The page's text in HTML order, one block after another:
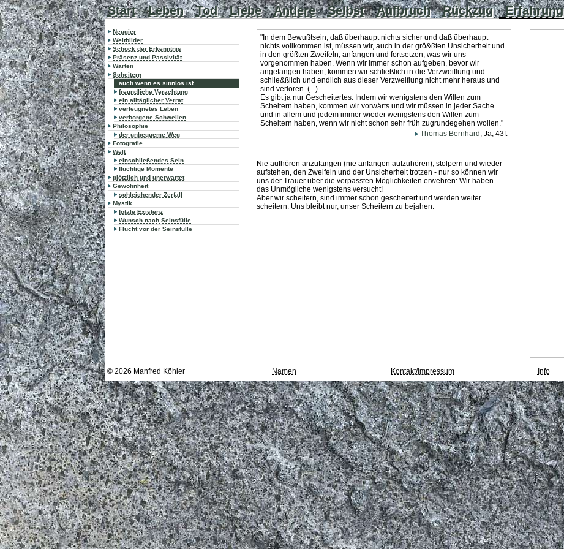
Start Leben Tod Liebe Andere Selbst Aufbruch Rückzug Erfahrung
Neugier
Weltbilder
Schock der Erkenntnis
Präsenz und Passivität
Warten
Scheitern
auch wenn es sinnlos ist
freundliche Verachtung
ein alltäglicher Verrat
verleugnetes Leben
verborgene Schwellen
Philosophie
der unbequeme Weg
Fotografie
Welt
einschließendes Sein
flüchtige Momente
plötzlich und unerwartet
Gewohnheit
schleichender Zerfall
Mystik
fötale Existenz
Wunsch nach Seinsfülle
Flucht vor der Seinsfülle
"In dem Bewußtsein, daß überhaupt nichts sicher und daß überhaupt
nichts vollkommen ist, müssen wir, auch in der grö&ßten Unsicherheit und
in den größten Zweifeln, anfangen und fortsetzen, was wir uns
vorgenommen haben. Wenn wir immer schon aufgeben, bevor wir
angefangen haben, kommen wir schließlich in die Verzweiflung und
schlie&ßlich und endlich aus dieser Verzweiflung nicht mehr heraus und
sind verloren. (...)
Es gibt ja nur Gescheitertes. Indem wir wenigstens den Willen zum
Scheitern haben, kommen wir vorwärts und wir müssen in jeder Sache
und in allem und jedem immer wieder wenigstens den Willen zum
Scheitern haben, wenn wir nicht schon sehr früh zugrundegehen wollen."
Thomas Bernhard , Ja, 43f.
Nie aufhören anzufangen (nie anfangen aufzuhören), stolpern und wieder
aufstehen, den Zweifeln und der Unsicherheit trotzen - nur so können wir
uns der Trauer über die verpassten Möglichkeiten erwehren: Wir haben
das Unmögliche wenigstens versucht!
Aber wir scheitern, sind immer schon gescheitert und werden weiter
scheitern. Uns bleibt nur, unser Scheitern zu bejahen.